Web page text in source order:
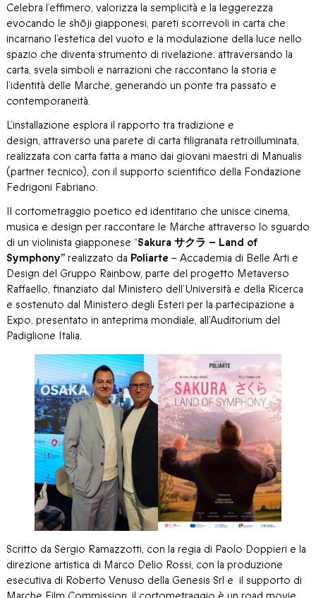
Celebra l’effimero, valorizza la semplicità e la leggerezza
evocando le shōji giapponesi, pareti scorrevoli in carta che
incarnano l’estetica del vuoto e la modulazione della luce nello
spazio che diventa strumento di rivelazione: attraversando la
carta, svela simboli e narrazioni che raccontano la storia e
l’identità delle Marche, generando un ponte tra passato e
contemporaneità.
L’installazione esplora il rapporto tra tradizione e
design, attraverso una parete di carta filigranata retroilluminata,
realizzata con carta fatta a mano dai giovani maestri di Manualis
(partner tecnico), con il supporto scientifico della Fondazione
Fedrigoni Fabriano.
Il cortometraggio poetico ed identitario che unisce cinema,
musica e design per raccontare le Marche attraverso lo sguardo
di un violinista giapponese “Sakura サクラ – Land of
Symphony” realizzato da Poliarte– Accademia di Belle Arti e
Design del Gruppo Rainbow, parte del progetto Metaverso
Raffaello, finanziato dal Ministero dell’Università e della Ricerca
e sostenuto dal Ministero degli Esteri per la partecipazione a
Expo, presentato in anteprima mondiale, all’Auditorium del
Padiglione Italia.
Scritto da Sergio Ramazzotti, con la regia di Paolo Doppieri e la
direzione artistica di Marco Delio Rossi, con la produzione
esecutiva di Roberto Venuso della Genesis Srl e il supporto di